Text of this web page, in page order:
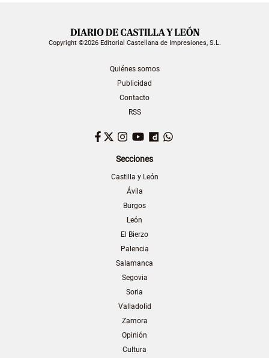
Copyright ©2026 Editorial Castellana de Impresiones, S.L.
Quiénes somos
Publicidad
Contacto
RSS
Facebook
TwitterInstagram
YouTubeDailymotion
Secciones
Castilla y León
Ávila
Burgos
León
El Bierzo
Palencia
Salamanca
Segovia
Soria
Valladolid
Zamora
Opinión
Cultura